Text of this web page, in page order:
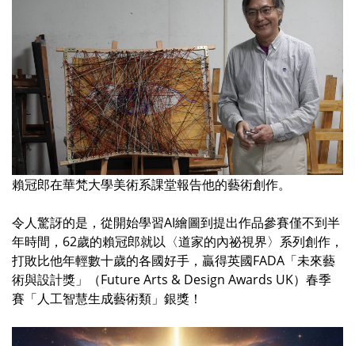
賴冠郎在華梵大學美術系課堂報告他的藝術創作。
令人驚訝的是，從開始學習AI繪圖到提出作品參賽僅不到半
年時間，62歲的賴冠郎就以〈道家的內祕視界〉系列創作，
打敗比他年輕數十歲的各國好手，贏得英國FADA「未來藝
術與設計獎」（Future Arts & Design Awards UK）春季
賽「人工智慧生成藝術類」銀獎！